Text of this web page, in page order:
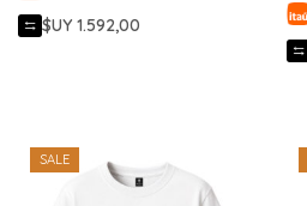
$UY 1.592,00
SALE